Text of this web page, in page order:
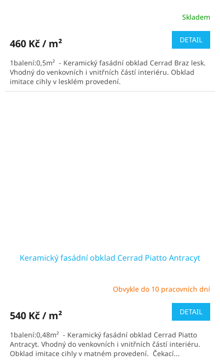
je
z
5
hvězdiček.
Skladem
460 Kč / m² DETAIL
1balení:0,5m² - Keramický fasádní obklad Cerrad Braz lesk.
Vhodný do venkovních i vnitřních částí interiéru. Obklad
imitace cihly v lesklém provedení.
Keramický fasádní obklad Cerrad Piatto Antracyt
je
z
5
hvězdiček.
Obvykle do 10 pracovních dní
540 Kč / m² DETAIL
1balení:0,48m² - Keramický fasádní obklad Cerrad Piatto
Antracyt. Vhodný do venkovních i vnitřních částí interiéru.
Obklad imitace cihly v matném provedení. Čekací...